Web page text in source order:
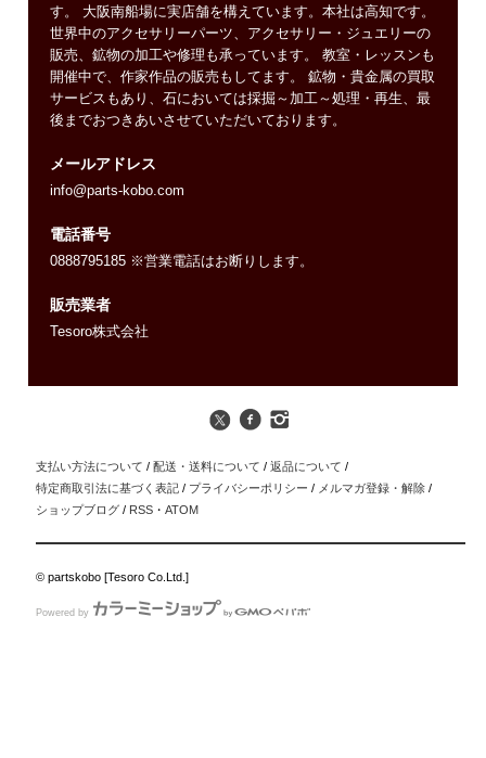
す。 大阪南船場に実店舗を構えています。本社は高知です。
世界中のアクセサリーパーツ、アクセサリー・ジュエリーの
販売、鉱物の加工や修理も承っています。 教室・レッスンも
開催中で、作家作品の販売もしてます。 鉱物・貴金属の買取
サービスもあり、石においては採掘～加工～処理・再生、最
後までおつきあいさせていただいております。
メールアドレス
info@parts-kobo.com
電話番号
0888795185 ※営業電話はお断りします。
販売業者
Tesoro株式会社
支払い方法について / 配送・送料について / 返品について /
特定商取引法に基づく表記 / プライバシーポリシー / メルマガ登録・解除 /
ショップブログ / RSS ・ATOM
© partskobo [Tesoro Co.Ltd.]
Powered by